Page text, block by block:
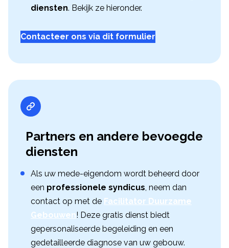
diensten. Bekijk ze hieronder.
Contacteer ons via dit formulier
Partners en andere bevoegde
diensten
Als uw mede-eigendom wordt beheerd door
een professionele syndicus, neem dan
contact op met de Facilitator Duurzame
Gebouwen! Deze gratis dienst biedt
gepersonaliseerde begeleiding en een
gedetailleerde diagnose van uw gebouw.